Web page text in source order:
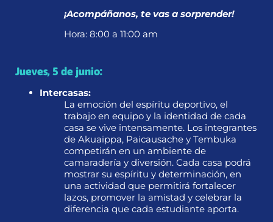
¡Acompáñanos, te vas a sorprender!
Hora: 8:00 a 11:00 am
Jueves, 5 de junio:
Intercasas:
La emoción del espíritu deportivo, el
trabajo en equipo y la identidad de cada
casa se vive intensamente. Los integrantes
de Akuaippa, Paicausache y Tembuka
competirán en un ambiente de
camaradería y diversión. Cada casa podrá
mostrar su espíritu y determinación, en
una actividad que permitirá fortalecer
lazos, promover la amistad y celebrar la
diferencia que cada estudiante aporta.